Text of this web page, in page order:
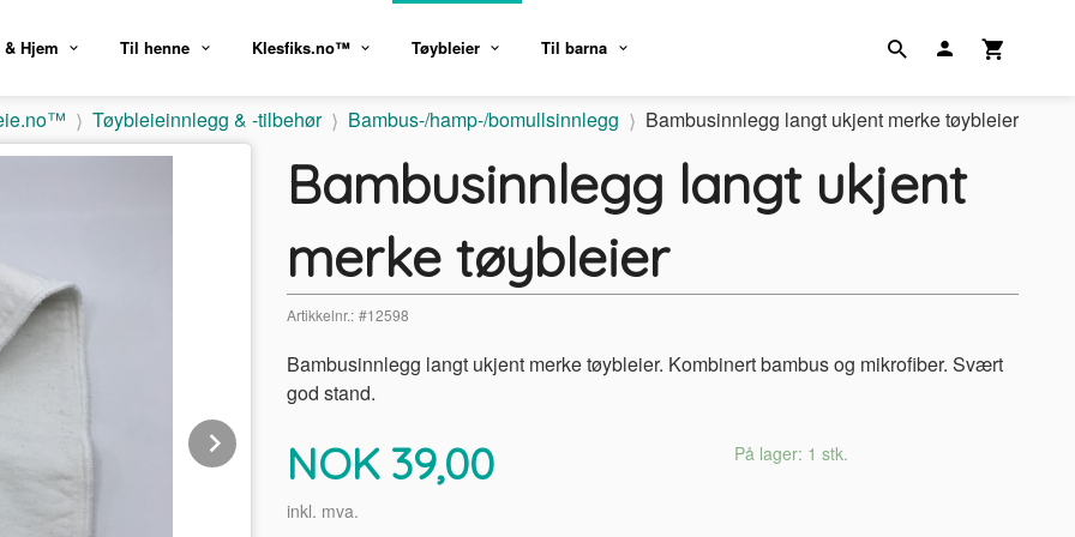
& Hjem Til henne Klesfiks.no™ Tøybleier Til barna
Tøybleieinnlegg & -tilbehør Bambus-/hamp-/bomullsinnlegg Bambusinnlegg langt ukjent merke tøybleier
Bambusinnlegg langt ukjent
merke tøybleier
Artikkelnr.: #12598
Bambusinnlegg langt ukjent merke tøybleier. Kombinert bambus og mikrofiber. Svært
god stand.
Pris
NOK 39,00
inkl. mva.
På lager: 1 stk.